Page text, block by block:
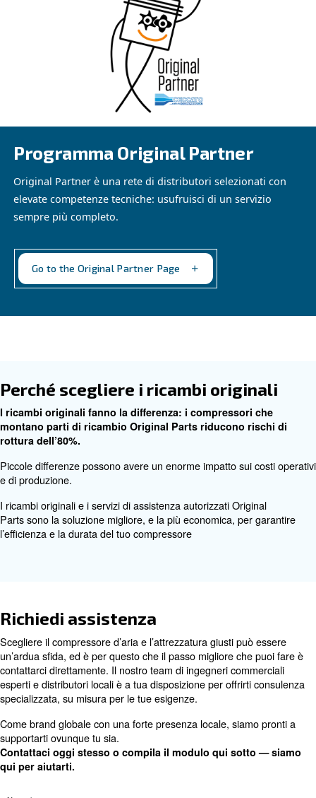
Partner Originale Ceccato
Dal 2026 T. C. Aria Compressa opera come
selezionatiad alto livello di
Programma Original
Original Partner è una rete di distributori
elevate competenze tecniche: usufruisci di un
Go to the Original Partner Page
Perché scegliere i ricambi